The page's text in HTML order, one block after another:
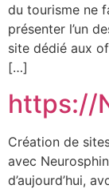
du tourisme ne
présenter l’un
site dédié aux
[…]
https://
Création de
avec
d’aujourd’hui,